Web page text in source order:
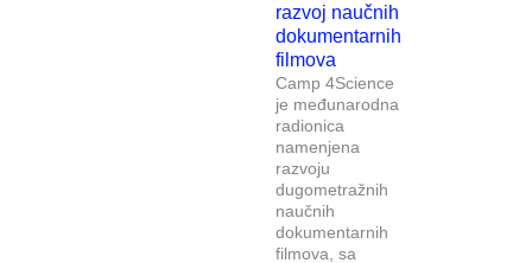
razvoj naučnih
dokumentarnih
filmova
Camp 4Science
je međunarodna
radionica
namenjena
razvoju
dugometražnih
naučnih
dokumentarnih
filmova, sa